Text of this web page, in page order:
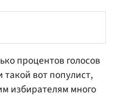
процентов голосов
вот популист,
избирателям много